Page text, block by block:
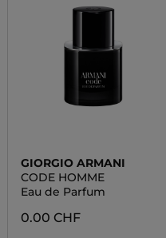
GIORGIO ARMANI
CODE HOMME
Eau de Parfum
0.00 CHF